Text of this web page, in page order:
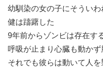
幼馴染の女の子にそういわ
健は躊躇した
9年前からゾンビは存在す
呼吸が止まり心臓も動か
それでも彼らは動いて人